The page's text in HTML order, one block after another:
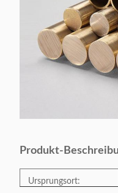
Produkt-
Ursprungsort: